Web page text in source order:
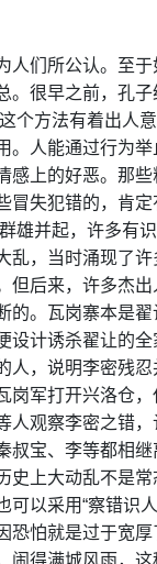
人们所公认。至
。很早之前，孔
个方法有着出人
人能通过行为
感上的好恶。那
冒失犯错的，肯
雄并起，许多有
乱，当时涌现了
但后来，许多杰
的。瓦岗寨本是
设计诱杀翟让的
，说明李密残
岗军打开兴洛仓
人观察李密之错
叔宝、李等都相
史上大动乱不是
以采用“察错识
恐怕就是过于宽
闹得满城风雨，